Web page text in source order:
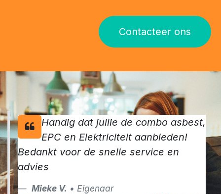
Contacteer ons
Handig dat jullie de combo asbest,
EPC en Elektriciteit aanbieden!
Bedankt voor de snelle service en
advies
Mieke V. • Eigenaar